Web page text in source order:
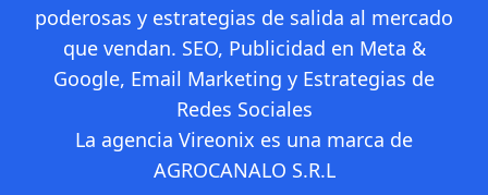
poderosas y estrategias de salida al mercado
que vendan. SEO, Publicidad en Meta &
Google, Email Marketing y Estrategias de
Redes Sociales
La agencia Vireonix es una marca de
AGROCANALO S.R.L